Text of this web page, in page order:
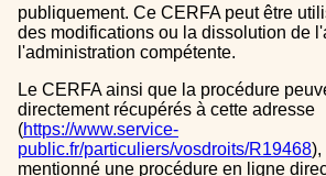
publiquement. Ce CERFA peut être
des modifications ou la dissolution de
l'administration compétente.
Le CERFA ainsi que la procédure peuvent être
directement récupérés à cette adresse
(https://www.service-
public.fr/particuliers/vosdroits/R19468),
mentionné une procédure en ligne